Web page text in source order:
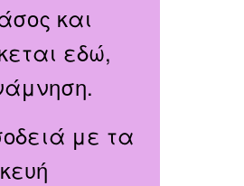
και
εδώ,
με τα